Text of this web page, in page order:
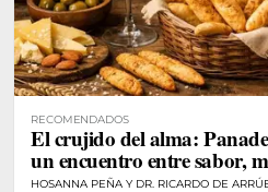
RECOMENDADOS
El crujido del alma:
un encuentro entre sabor,
HOSANNA PEÑA Y DR. RICARDO DE